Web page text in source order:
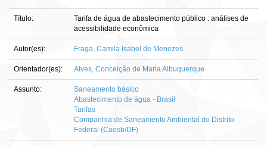
Título:
Tarifa de água de abastecimento público : análises de
acessibilidade econômica
Autor(es): Fraga, Camila Isabel de Menezes
Orientador(es): Alves, Conceição de Maria Albuquerque
Assunto:
Saneamento básico
Abastecimento de água - Brasil
Tarifas
Companhia de Saneamento Ambiental do Distrito
Federal (Caesb/DF)